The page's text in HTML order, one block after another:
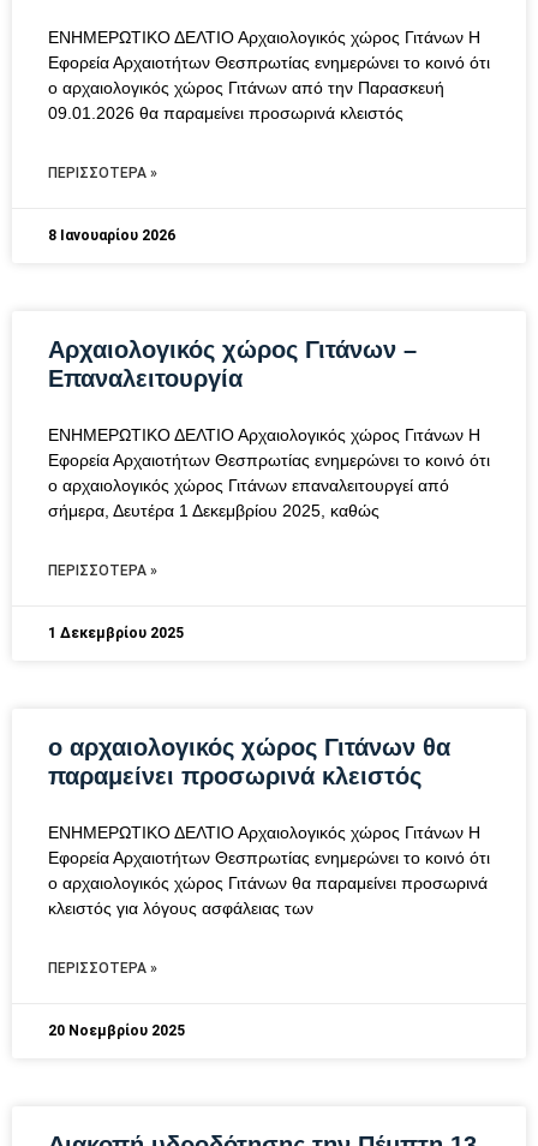
ΕΝΗΜΕΡΩΤΙΚΟ ΔΕΛΤΙΟ Αρχαιολογικός χώρος Γιτάνων Η
Εφορεία Αρχαιοτήτων Θεσπρωτίας ενημερώνει το κοινό ότι
ο αρχαιολογικός χώρος Γιτάνων από την Παρασκευή
09.01.2026 θα παραμείνει προσωρινά κλειστός
ΠΕΡΙΣΣΌΤΕΡΑ »
8 Ιανουαρίου 2026
Αρχαιολογικός χώρος Γιτάνων –
Επαναλειτουργία
ΕΝΗΜΕΡΩΤΙΚΟ ΔΕΛΤΙΟ Αρχαιολογικός χώρος Γιτάνων Η
Εφορεία Αρχαιοτήτων Θεσπρωτίας ενημερώνει το κοινό ότι
ο αρχαιολογικός χώρος Γιτάνων επαναλειτουργεί από
σήμερα, Δευτέρα 1 Δεκεμβρίου 2025, καθώς
ΠΕΡΙΣΣΌΤΕΡΑ »
1 Δεκεμβρίου 2025
ο αρχαιολογικός χώρος Γιτάνων θα
παραμείνει προσωρινά κλειστός
ΕΝΗΜΕΡΩΤΙΚΟ ΔΕΛΤΙΟ Αρχαιολογικός χώρος Γιτάνων Η
Εφορεία Αρχαιοτήτων Θεσπρωτίας ενημερώνει το κοινό ότι
ο αρχαιολογικός χώρος Γιτάνων θα παραμείνει προσωρινά
κλειστός για λόγους ασφάλειας των
ΠΕΡΙΣΣΌΤΕΡΑ »
20 Νοεμβρίου 2025